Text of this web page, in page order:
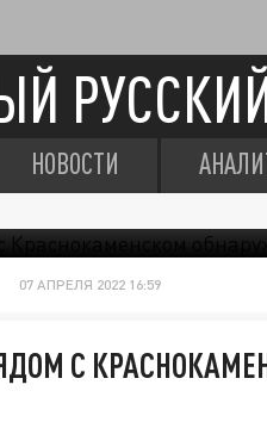
НОВОСТИ
07 АПРЕЛЯ 2022 16:59
С